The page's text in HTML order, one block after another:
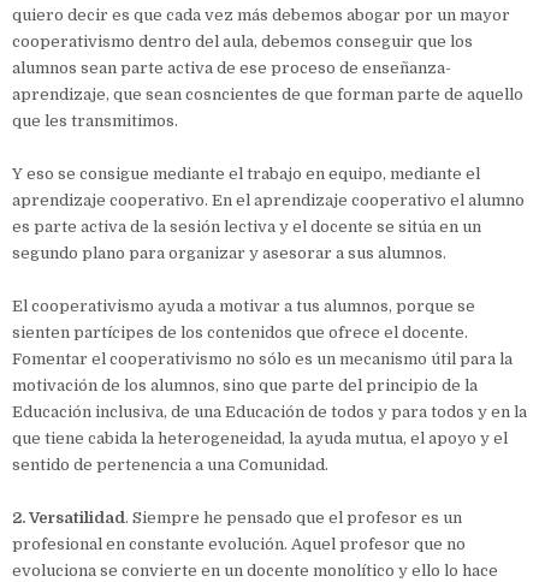
quiero decir es que cada vez más debemos abogar por un mayor
cooperativismo dentro del aula, debemos conseguir que los
alumnos sean parte activa de ese proceso de enseñanza-
aprendizaje, que sean cosncientes de que forman parte de aquello
que les transmitimos.
Y eso se consigue mediante el trabajo en equipo, mediante el
aprendizaje cooperativo. En el aprendizaje cooperativo el alumno
es parte activa de la sesión lectiva y el docente se sitúa en un
segundo plano para organizar y asesorar a sus alumnos.
El cooperativismo ayuda a motivar a tus alumnos, porque se
sienten partícipes de los contenidos que ofrece el docente.
Fomentar el cooperativismo no sólo es un mecanismo útil para la
motivación de los alumnos, sino que parte del principio de la
Educación inclusiva, de una Educación de todos y para todos y en la
que tiene cabida la heterogeneidad, la ayuda mutua, el apoyo y el
sentido de pertenencia a una Comunidad.
2. Versatilidad . Siempre he pensado que el profesor es un
profesional en constante evolución. Aquel profesor que no
evoluciona se convierte en un docente monolítico y ello lo hace